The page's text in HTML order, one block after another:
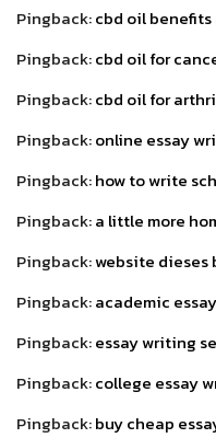
Pingback:cbd oil
Pingback:cbd oil for
Pingback:cbd oil for
Pingback:online essay
Pingback:how to write
Pingback:a little more
Pingback:website dieses
Pingback:academic
Pingback:essay writing
Pingback:college essay
Pingback:buy cheap